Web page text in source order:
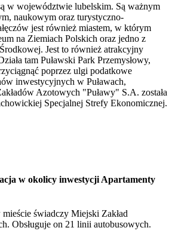
w województwie lubelskim. Są ważnym
naukowym oraz turystyczno-
jest również miastem, w którym
na Ziemiach Polskich oraz jedno z
Jest to również atrakcyjny
tam Puławski Park Przemysłowy,
poprzez ulgi podatkowe
inwestycyjnych w Puławach,
Azotowych "Puławy" S.A. została
Specjalnej Strefy Ekonomicznej.
w okolicy inwestycji Apartamenty
świadczy Miejski Zakład
Obsługuje on 21 linii autobusowych.